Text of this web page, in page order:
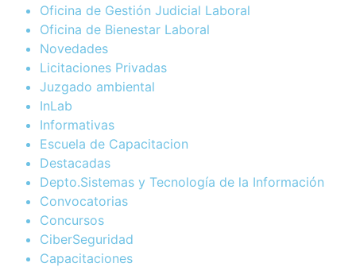
Oficina de Gestión Judicial Laboral
Oficina de Bienestar Laboral
Novedades
Licitaciones Privadas
Juzgado ambiental
InLab
Informativas
Escuela de Capacitacion
Destacadas
Depto.Sistemas y Tecnología de la Información
Convocatorias
Concursos
CiberSeguridad
Capacitaciones